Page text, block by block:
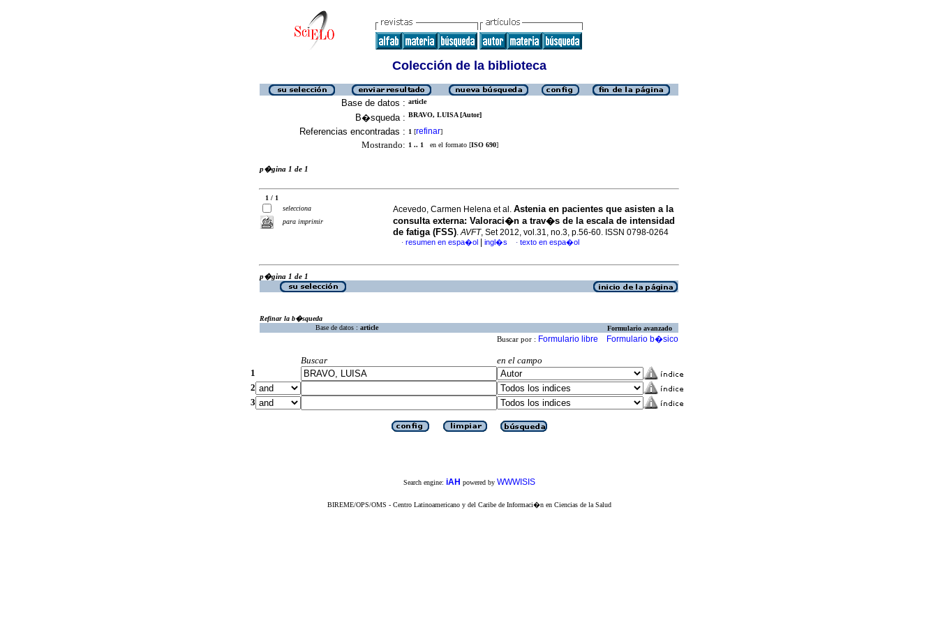
Colección de la biblioteca
Base de datos : article
B�squeda : BRAVO, LUISA [Autor]
Referencias encontradas : 1 [refinar]
Mostrando: 1 .. 1 en el formato [ISO 690]
p�gina 1 de 1
1 / 1
selecciona
para imprimir
Acevedo, Carmen Helena et al. Astenia en pacientes que asisten a la
consulta externa: Valoraci�n a trav�s de la escala de intensidad
de fatiga (FSS).AVFT, Set 2012, vol.31, no.3, p.56-60. ISSN 0798-0264
· resumen en espa�ol ingl�s · texto en espa�ol
p�gina 1 de 1
Refinar la b�squeda
Base de datos : article Formulario avanzado
Buscar por : Formulario libre Formulario b�sico
Buscar
en el campo
1
2
3
Search engine: iAH powered by WWWISIS
BIREME/OPS/OMS - Centro Latinoamericano y del Caribe de Informaci�n en Ciencias de la Salud